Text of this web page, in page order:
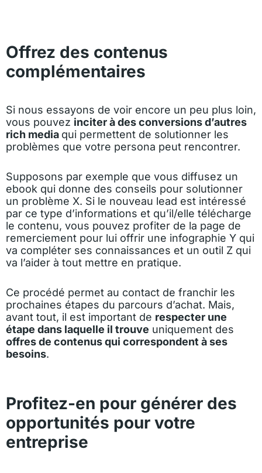
Offrez des contenus
complémentaires
Si nous essayons de voir encore un peu plus loin,
vous pouvez inciter à des conversions d’autres
rich media qui permettent de solutionner les
problèmes que votre persona peut rencontrer.
Supposons par exemple que vous diffusez un
ebook qui donne des conseils pour solutionner
un problème X. Si le nouveau lead est intéressé
par ce type d’informations et qu’il/elle télécharge
le contenu, vous pouvez profiter de la page de
remerciement pour lui offrir une infographie Y qui
va compléter ses connaissances et un outil Z qui
va l’aider à tout mettre en pratique.
Ce procédé permet au contact de franchir les
prochaines étapes du parcours d’achat. Mais,
avant tout, il est important de respecter une
étape dans laquelle il trouve uniquement des
offres de contenus qui correspondent à ses
besoins.
Profitez-en pour générer des
opportunités pour votre
entreprise